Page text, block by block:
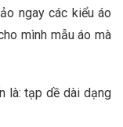
ngay các kiểu áo
mình mẫu áo mà
là: tạp dề dài dạng